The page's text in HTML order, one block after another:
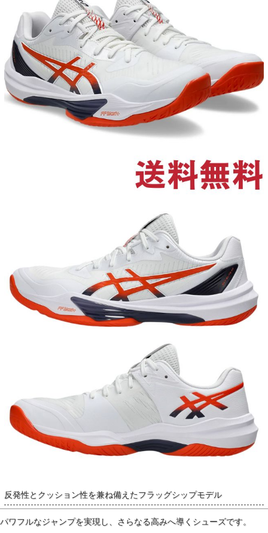
反発性とクッション性を兼ね備えたフラッグシップモデル
パワフルなジャンプを実現し、さらなる高みへ導くシューズです。